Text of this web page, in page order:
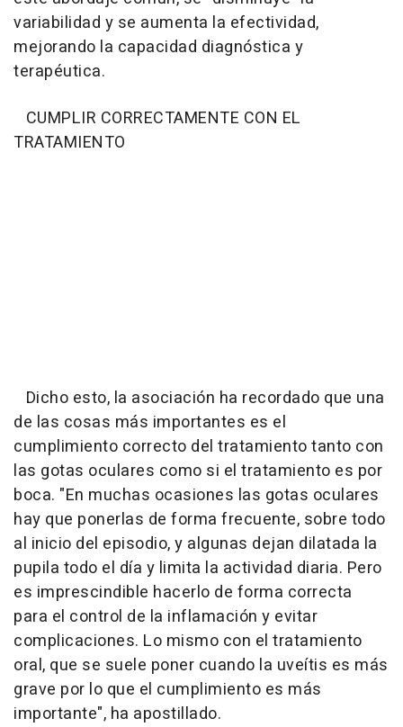
variabilidad y se aumenta la efectividad,
mejorando la capacidad diagnóstica y
terapéutica.
CUMPLIR CORRECTAMENTE CON EL
TRATAMIENTO
Dicho esto, la asociación ha recordado que una
de las cosas más importantes es el
cumplimiento correcto del tratamiento tanto con
las gotas oculares como si el tratamiento es por
boca. "En muchas ocasiones las gotas oculares
hay que ponerlas de forma frecuente, sobre todo
al inicio del episodio, y algunas dejan dilatada la
pupila todo el día y limita la actividad diaria. Pero
es imprescindible hacerlo de forma correcta
para el control de la inflamación y evitar
complicaciones. Lo mismo con el tratamiento
oral, que se suele poner cuando la uveítis es más
grave por lo que el cumplimiento es más
importante", ha apostillado.